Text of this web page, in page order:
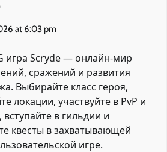
at 6:03 pm
игра Scryde— онлайн-мир
сражений и развития
Выбирайте класс героя,
локации, участвуйте в PvP и
вступайте в гильдии и
квесты в захватывающей
игре.